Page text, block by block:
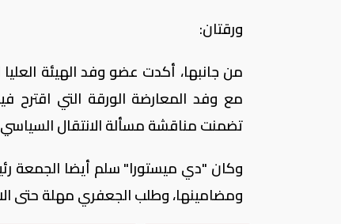
ورقتان:
من جانبها، أكدت عضو وفد الهيئة
مع وفد المعارضة الورقة التي اقترح
تضمنت مناقشة مسألة الانتقال
وكان "دي ميستورا" سلم أيضا الجمعة
ومضامينها، وطلب الجعفري مهلة حتى